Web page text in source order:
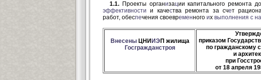
1.1. Проекты организации капитального ремонта
эффективности и качества ремонта за счет
работ, обеспечения своевременного их выполнения с
Внесены ЦНИ ИЭ П жилища
Госгражданстроя
приказом
по гражданскому
и
при
от 18 апреля